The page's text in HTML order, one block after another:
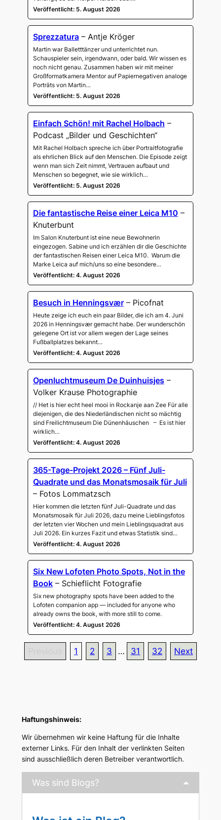
Veröffentlicht: 5. August 2026
Sprezzatura– Antje Kröger
Martin war Balletttänzer und unterrichtet nun.
Schauspieler sein, irgendwann, oder bald. Wir wissen es
noch nicht genau. Zusammen haben wir mit meiner
Großformatkamera Mentor auf Papiernegativen analoge
Porträts von Martin…
Veröffentlicht: 5. August 2026
Einfach Schön! mit Rachel Holbach –
Podcast „Bilder und Geschichten“
Mit Rachel Holbach spreche ich über Portraitfotografie
als ehrlichen Blick auf den Menschen. Die Episode zeigt
wenn man sich Zeit nimmt, Vertrauen aufbaut und
Menschen so begegnet, wie sie wirklich…
Veröffentlicht: 5. August 2026
Die fantastische Reise einer Leica M10 –
Knuterbunt
Im Salon Knuterbunt ist eine neue Bewohnerin
eingezogen. Sabine und ich erzählen dir die Geschichte
der fantastischen Reisen einer Leica M10. Warum die
Marke Leica auf mich/uns so eine besondere…
Veröffentlicht: 4. August 2026
Besuch in Henningsvær– Picofnat
Heute zeige ich euch ein paar Bilder, die ich am 4. Juni
2026 in Henningsvær gemacht habe. Der wunderschön
gelegene Ort ist vor allem wegen der Lage seines
Fußballplatzes bekannt…
Veröffentlicht: 4. August 2026
Openluchtmuseum De Duinhuisjes–
Volker Krause Photographie
// Het is hier echt heel mooi in Rockanje aan Zee Für alle
diejenigen, die des Niederländischen nicht so mächtig
sind Freilichtmuseum Die Dünenhäuschen – Es ist hier
wirklich…
Veröffentlicht: 4. August 2026
365-Tage-Projekt 2026 – Fünf Juli-
Quadrate und das Monatsmosaik für Juli
– Fotos Lommatzsch
Hier kommen die letzten fünf Juli-Quadrate und das
Monatsmosaik für Juli 2026, dazu meine Lieblingsfotos
der letzten vier Wochen und mein Lieblingsquadrat aus
Juli 2026. Ein kurzes Fazit und etwas Statistik sind…
Veröffentlicht: 4. August 2026
Six New Lofoten Photo Spots, Not in the
Book– Schieflicht Fotografie
Six new photography spots have been added to the
Lofoten companion app — included for anyone who
already owns the book, with more still to come.
Veröffentlicht: 4. August 2026
1 2 3 … 31 32 Next
Haftungshinweis:
Wir übernehmen wir keine Haftung für die Inhalte
externer Links. Für den Inhalt der verlinkten Seiten
sind ausschließlich deren Betreiber verantwortlich.
Was sind Blogs?